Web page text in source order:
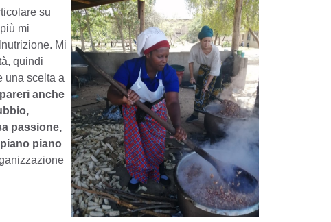
su
mi
Mi
quindi
una scelta a
anche
passione,
piano